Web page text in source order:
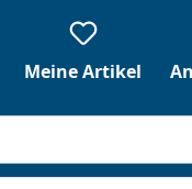
Meine Artikel